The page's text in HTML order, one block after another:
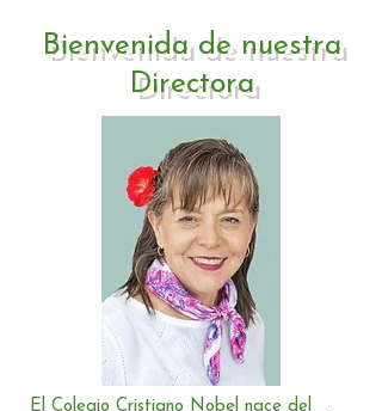
Bienvenida de nuestra
Directora
El Colegio Cristiano Nobel nace del